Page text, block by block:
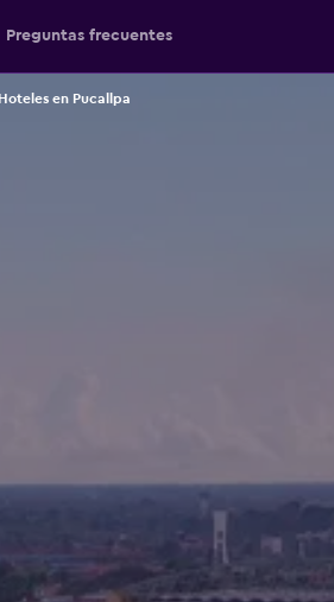
Preguntas frecuentes
Hoteles en Pucallpa